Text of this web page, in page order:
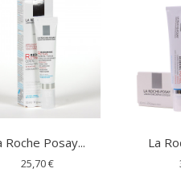
Roche Posay...
25,70 €
La